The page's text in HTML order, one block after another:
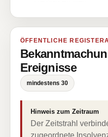
ÖFFENTLICHE
Ereignisse
mindestens 30
Hinweis zum Zeitraum
Der Zeitstrahl
zugeordnete